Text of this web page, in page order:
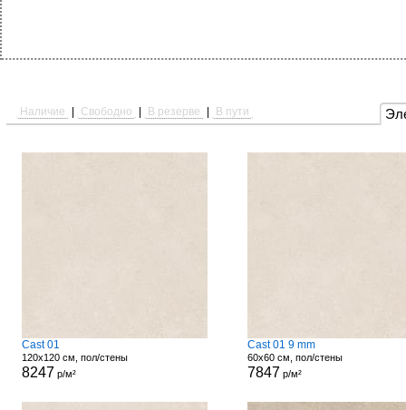
Наличие Свободно В резерве В пути
Cast 01
120x120 см, пол/стены
8247 р/м²
Cast 01 9 mm
60x60 см, пол/стены
7847 р/м²